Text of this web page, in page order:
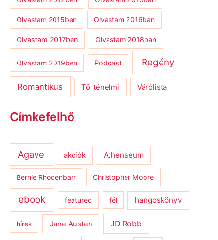
Olvastam 2015ben Olvastam 2016ban
Olvastam 2017ben Olvastam 2018ban
Olvastam 2019ben Podcast Regény
Romantikus Történelmi Várólista
Címkefelhő
Agave akciók Athenaeum
Bernie Rhodenbarr Christopher Moore
ebook featured fél hangoskönyv
hírek Jane Austen JD Robb